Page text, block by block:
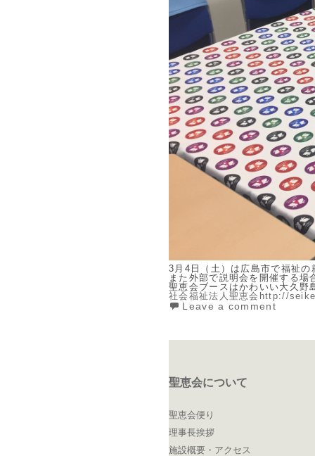
3月4日（土）は広島市で福祉
また外部で説明会を開催する
聖恵会ブースはかわいい大久野
社会福祉法人聖恵会http://
Leave a comment
聖恵会について
聖恵会便り
理事長挨拶
施設概要・アクセス